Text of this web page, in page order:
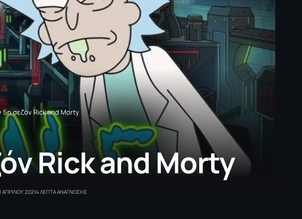
5η σεζόν Rick and Morty
Rick and Morty
20214 ΛΕΠΤΑ ΑΝΑΓΝΩΣΗΣ